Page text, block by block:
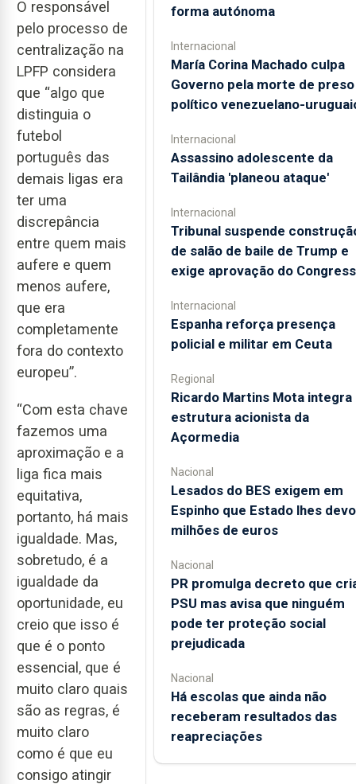
O responsável
pelo processo de
centralização na
LPFP considera
que “algo que
distinguia o
futebol
português das
demais ligas era
ter uma
discrepância
entre quem mais
aufere e quem
menos aufere,
que era
completamente
fora do contexto
europeu”.
“Com esta chave
fazemos uma
aproximação e a
liga fica mais
equitativa,
portanto, há mais
igualdade. Mas,
sobretudo, é a
igualdade da
oportunidade, eu
creio que isso é
que é o ponto
essencial, que é
muito claro quais
são as regras, é
muito claro
como é que eu
consigo atingir
forma autónoma
Internacional
María Corina Machado culpa
Governo pela morte de preso
político venezuelano-
Internacional
Assassino adolescente da
Tailândia 'planeou ataque'
Internacional
Tribunal suspende
de salão de baile de Trump e
exige aprovação do
Internacional
Espanha reforça presença
policial e militar em Ceuta
Regional
Ricardo Martins Mota integra
estrutura acionista da
Açormedia
Nacional
Lesados do BES exigem em
Espinho que Estado lhes
milhões de euros
Nacional
PR promulga decreto que
PSU mas avisa que ninguém
pode ter proteção social
prejudicada
Nacional
Há escolas que ainda não
receberam resultados das
reapreciações